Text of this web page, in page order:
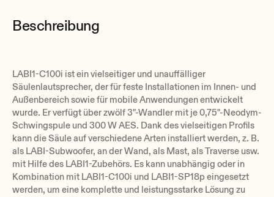
Beschreibung
LABI1-C100i ist ein vielseitiger und unauffälliger
Säulenlautsprecher, der für feste Installationen im Innen- und
Außenbereich sowie für mobile Anwendungen entwickelt
wurde. Er verfügt über zwölf 3"-Wandler mit je 0,75"-Neodym-
Schwingspule und 300 W AES. Dank des vielseitigen Profils
kann die Säule auf verschiedene Arten installiert werden, z. B.
als LABI-Subwoofer, an der Wand, als Mast, als Traverse usw.
mit Hilfe des LABI1-Zubehörs. Es kann unabhängig oder in
Kombination mit LABI1-C100i und LABI1-SP18p eingesetzt
werden, um eine komplette und leistungsstarke Lösung zu